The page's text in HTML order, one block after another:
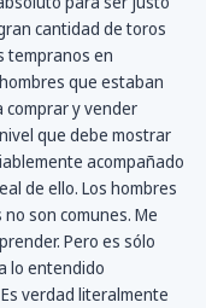
cantidad de toros
tempranos en
que estaban
comprar y vender
que debe mostrar
acompañado
de ello. Los hombres
son comunes. Me
Pero es sólo
lo entendido
verdad literalmente